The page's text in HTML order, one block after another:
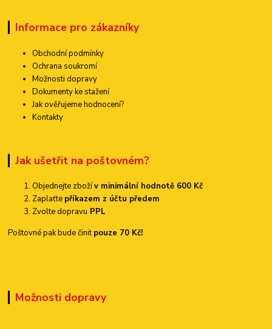
Informace pro zákazníky
Obchodní podmínky
Ochrana soukromí
Možnosti dopravy
Dokumenty ke stažení
Jak ověřujeme hodnocení?
Kontakty
Jak ušetřit na poštovném?
Objednejte zbožív minimální hodnotě 600 Kč
Zaplaťte příkazem z účtu předem
Zvolte dopravu PPL
Poštovné pak bude činitpouze 70 Kč!
Možnosti dopravy